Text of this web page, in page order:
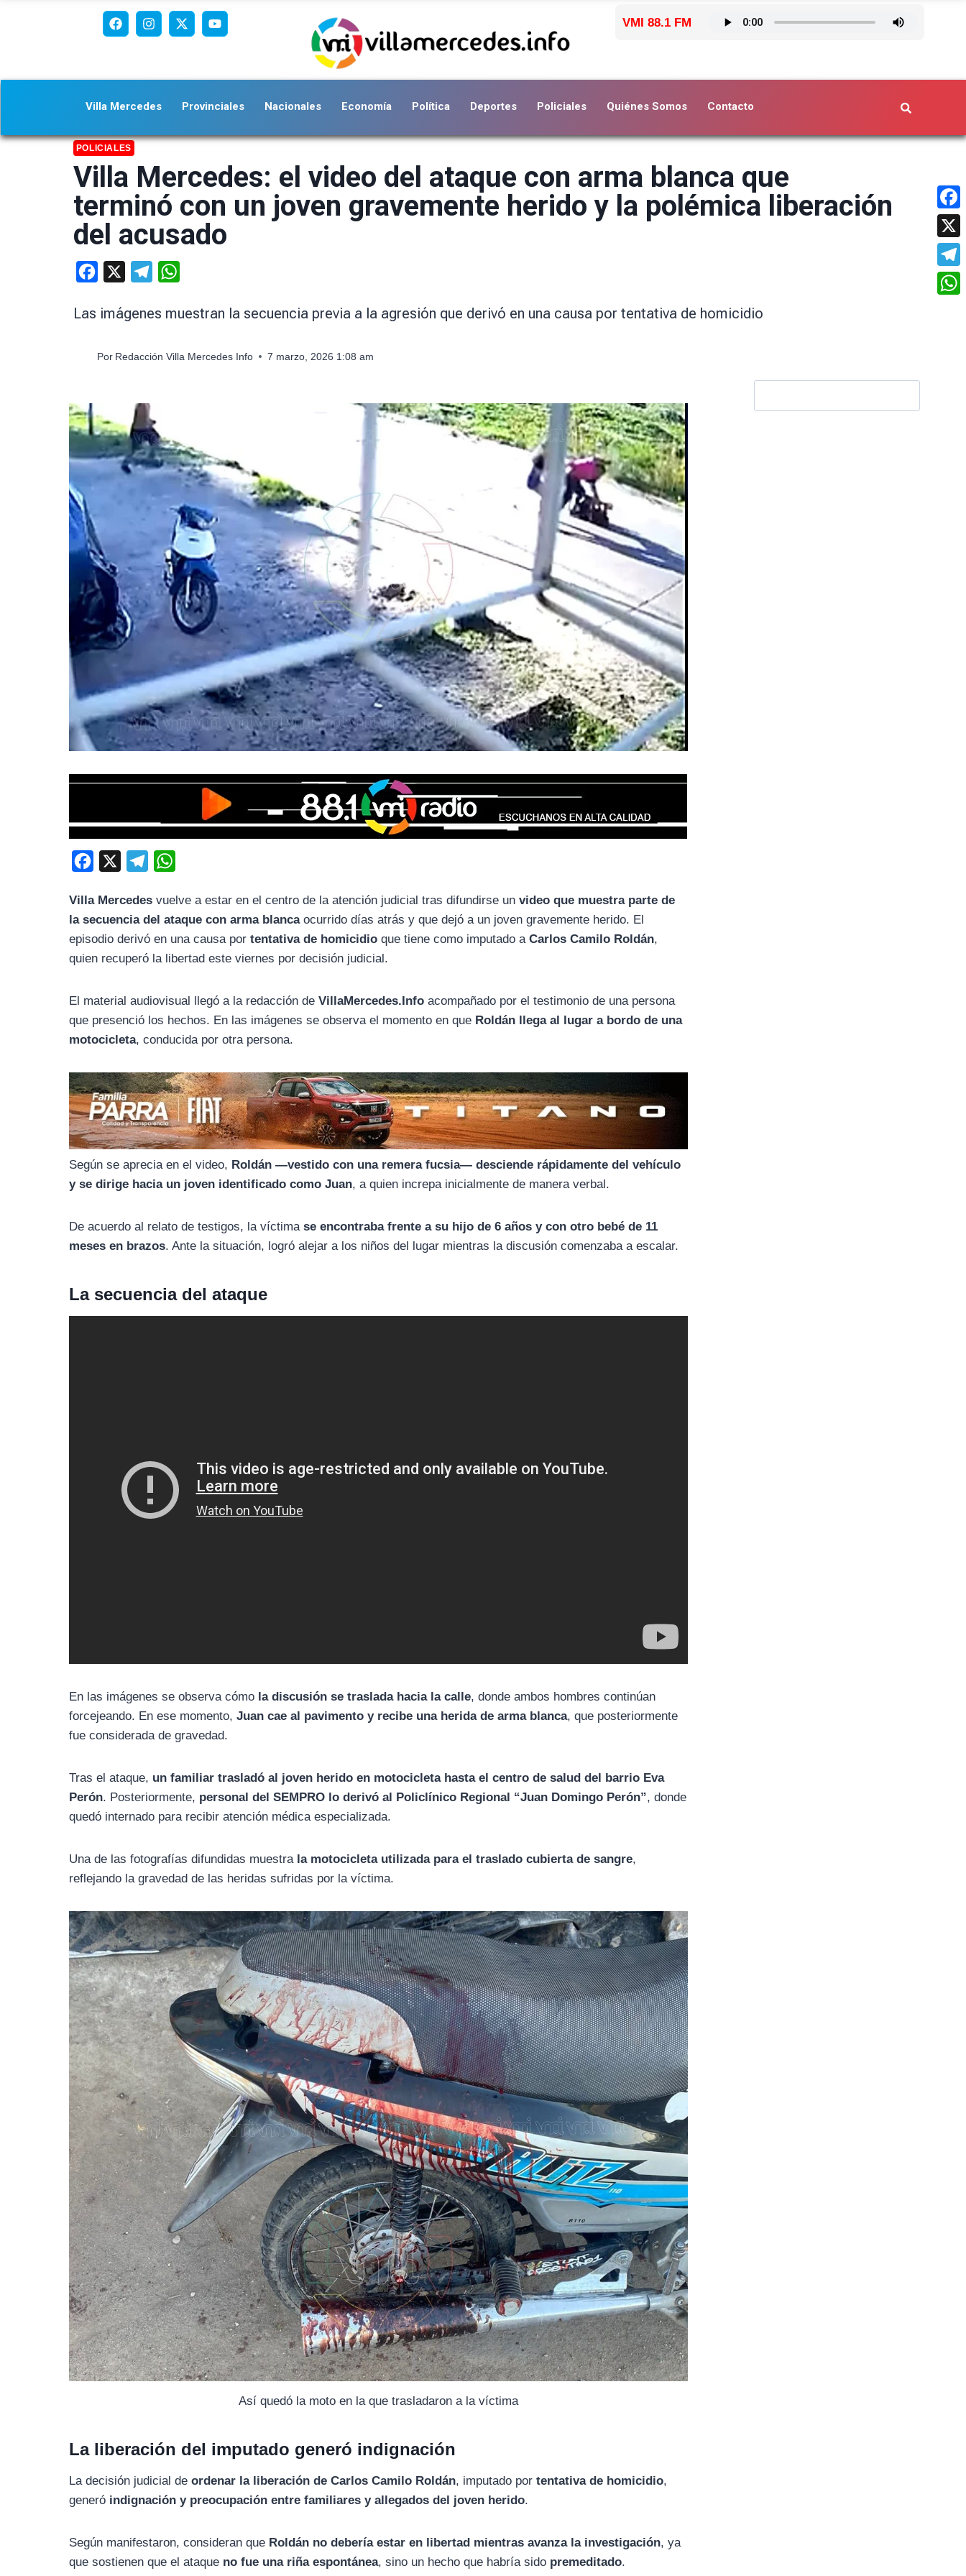
VMI 88.1 FM
Villa Mercedes Provinciales Nacionales Economía Política Deportes Policiales Quiénes Somos Contacto
POLICIALES
Villa Mercedes: el video del ataque con arma blanca que
terminó con un joven gravemente herido y la polémica liberación
del acusado
Facebook Telegram
Las imágenes muestran la secuencia previa a la agresión que derivó en una causa por tentativa de homicidio
Por Redacción Villa Mercedes Info 7 marzo, 2026 1:08 am
c
e
b
l
e
g
a
t
s
Villa Mercedes vuelve a estar en el centro de la atención judicial tras difundirse unvideo que muestra parte de
la secuencia del ataque con arma blancaocurrido días atrás y que dejó a un joven gravemente herido. El
episodio derivó en una causa portentativa de homicidio que tiene como imputado aCarlos Camilo Roldán,
quien recuperó la libertad este viernes por decisión judicial.
El material audiovisual llegó a la redacción deVillaMercedes.Info acompañado por el testimonio de una persona
que presenció los hechos. En las imágenes se observa el momento en que Roldán llega al lugar a bordo de una
motocicleta, conducida por otra persona.
Según se aprecia en el video, Roldán —vestido con una remera fucsia— desciende rápidamente del vehículo
y se dirige hacia un joven identificado como Juan, a quien increpa inicialmente de manera verbal.
De acuerdo al relato de testigos, la víctimase encontraba frente a su hijo de 6 años y con otro bebé de 11
meses en brazos. Ante la situación, logró alejar a los niños del lugar mientras la discusión comenzaba a escalar.
La secuencia del ataque
En las imágenes se observa cómo la discusión se traslada hacia la calle, donde ambos hombres continúan
forcejeando. En ese momento,Juan cae al pavimento y recibe una herida de arma blanca, que posteriormente
fue considerada de gravedad.
Tras el ataque, un familiar trasladó al joven herido en motocicleta hasta el centro de salud del barrio Eva
Perón. Posteriormente, personal del SEMPRO lo derivó al Policlínico Regional “Juan Domingo Perón”, donde
quedó internado para recibir atención médica especializada.
Una de las fotografías difundidas muestra la motocicleta utilizada para el traslado cubierta de sangre,
reflejando la gravedad de las heridas sufridas por la víctima.
Así quedó la moto en la que trasladaron a la víctima
La liberación del imputado generó indignación
La decisión judicial deordenar la liberación de Carlos Camilo Roldán, imputado portentativa de homicidio,
generó indignación y preocupación entre familiares y allegados del joven herido.
Según manifestaron, consideran que Roldán no debería estar en libertad mientras avanza la investigación, ya
que sostienen que el ataque no fue una riña espontánea, sino un hecho que habría sido premeditado.
X